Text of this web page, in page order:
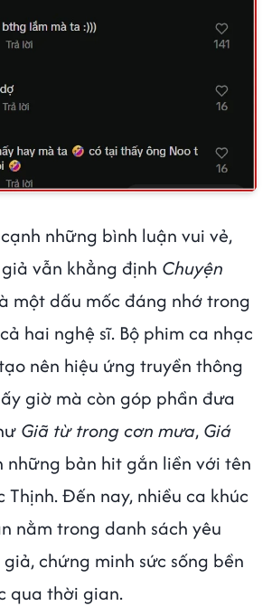
những bình luận vui vẻ,
vẫn khẳng định Chuyện
một dấu mốc đáng nhớ trong
hai nghệ sĩ. Bộ phim ca nhạc
nên hiệu ứng truyền thông
giờ mà còn góp phần đưa
Giã từ trong cơn mưa, Giá
những bản hit gắn liền với tên
Thịnh. Đến nay, nhiều ca khúc
nằm trong danh sách yêu
chứng minh sức sống bền
qua thời gian.